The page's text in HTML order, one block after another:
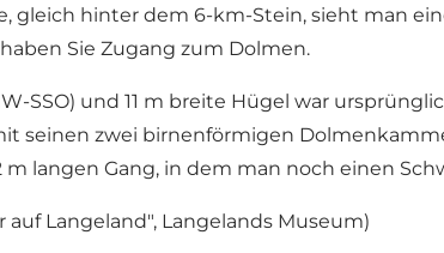
gleich hinter dem 6-km-Stein, sieht man
Sie Zugang zum Dolmen.
SSO) und 11 m breite Hügel war
seinen zwei birnenförmigen
m langen Gang, in dem man noch einen
auf Langeland", Langelands Museum)